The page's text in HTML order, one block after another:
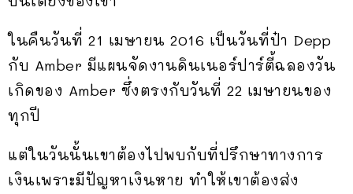
ในคืนวันที่ 21 เมษายน 2016 เป็นวันที่ป๋า Depp
กับ Amber มีแผนจัดงานดินเนอร์ปาร์ตี้ฉลองวัน
เกิดของ Amber ซึ่งตรงกับวันที่ 22 เมษายนของ
ทุกปี
แต่ในวันนั้นเขาต้องไปพบกับที่ปรึกษาทางการ
เงินเพราะมีปัญหาเงินหาย ทำให้เขาต้องส่ง